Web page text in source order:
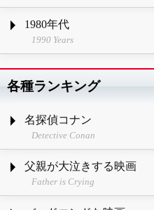
1980年代
1990 Years
各種ランキング
名探偵コナン
Detective Conan
父親が大泣きする映画
Father is Crying